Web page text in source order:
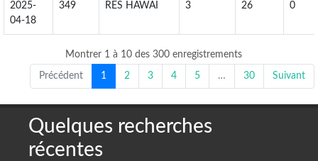
2025-
04-18
349 RES HAWAI 3 26 0
Montrer 1 à 10 des 300 enregistrements
Précédent 1 2 3 4 5 … 30 Suivant
Quelques recherches
récentes